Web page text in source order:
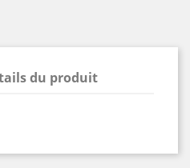
du produit